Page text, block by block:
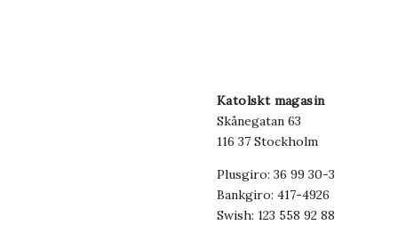
Katolskt magasin
Skånegatan 63
116 37 Stockholm
Plusgiro: 36 99 30-3
Bankgiro: 417-4926
Swish: 123 558 92 88